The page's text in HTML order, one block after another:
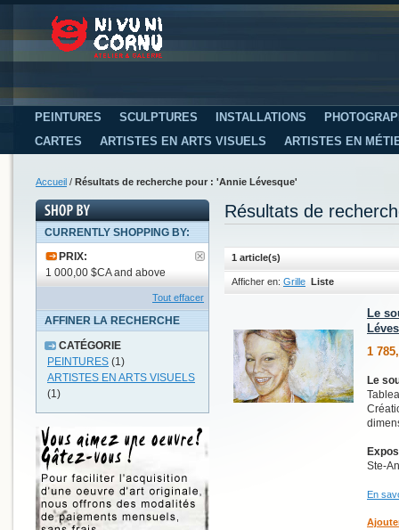
PEINTURES SCULPTURES INSTALLATIONS
CARTES
ARTISTES EN ARTS VISUELS ARTISTES EN
Accueil / Résultats de recherche pour : 'Annie Lévesque'
Résultats de
1 article(s)
Afficher en: Grille Liste
Le
1
Le
Ste-
En
CURRENTLY SHOPPING BY:
PRIX:
1 000,00 $CA and above
Tout effacer
AFFINER LA RECHERCHE
CATÉGORIE
PEINTURES (1)
ARTISTES EN ARTS VISUELS
(1)